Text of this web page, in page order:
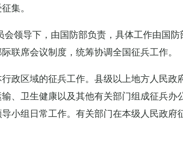
集。
领导下，由国防部负责，具体工作由国防
联席会议制度，统筹协调全国征兵工作。
政区域的征兵工作。县级以上地方人民政
、卫生健康以及其他有关部门组成征兵办
小组日常工作。有关部门在本级人民政府